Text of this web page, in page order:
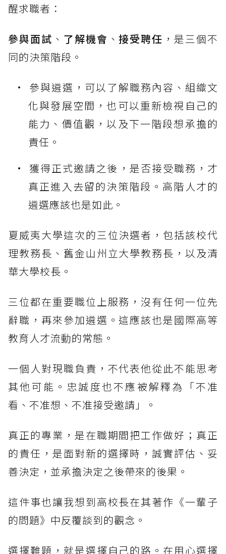
醒求職者：
參與面試 、 了解機會 、接受聘任 ，是三個不
同的決策階段。
參與遴選，可以了解職務內容、組織文
化與發展空間，也可以重新檢視自己的
能力、價值觀，以及下一階段想承擔的
責任。
獲得正式邀請之後，是否接受職務，才
真正進入去留的決策階段。高階人才的
遴選應該也是如此。
夏威夷大學這次的三位決選者，包括該校代
理教務長、舊金山州立大學教務長，以及清
華大學校長。
三位都在重要職位上服務，沒有任何一位先
辭職，再來參加遴選。這應該也是國際高等
教育人才流動的常態。
一個人對現職負責，不代表他從此不能思考
其他可能。忠誠度也不應被解釋為「不准
看、不准想、不准接受邀請」。
真正的專業，是在職期間把工作做好；真正
的責任，是面對新的選擇時，誠實評估、妥
善決定，並承擔決定之後帶來的後果。
這件事也讓我想到高校長在其著作《一輩子
的問題》中反覆談到的觀念。
選擇難題，就是選擇自己的路。在用心選擇